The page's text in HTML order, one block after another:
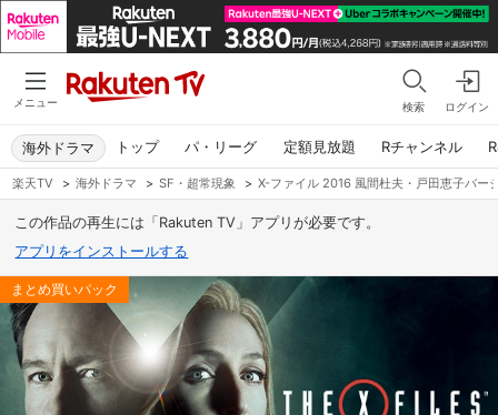
メニュー 検索 ログイン
トップ パ・リーグ 定額見放題 Rチャンネル
海外ドラマ
楽天TV > 海外ドラマ > SF・超常現象 > X-ファイル 2016 風間杜夫・戸田恵子バー
この作品の再生には「Rakuten TV」アプリが必要です。
アプリをインストールする